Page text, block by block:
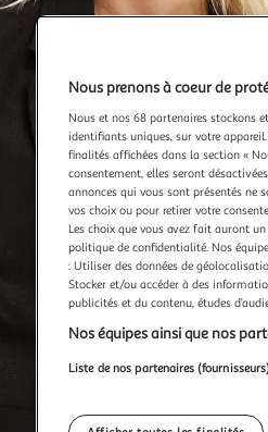
Nous prenons à coeur de
Nous et nos 68 partenaires stockons
identifiants uniques, sur votre
finalités affichées dans la section «
consentement, elles seront
annonces qui vous sont présentés ne
vos choix ou pour retirer votre
Les choix que vous avez fait auront
politique de confidentialité. Nos
: Utiliser des données de
Stocker et/ou accéder à des
publicités et du contenu, études
Nos équipes ainsi que nos
Liste de nos partenaires